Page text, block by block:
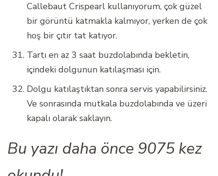
Callebaut Crispearl kullanıyorum, çok güzel
bir görüntü katmakla kalmıyor, yerken de çok
hoş bir çıtır tat katıyor.
Tartı en az 3 saat buzdolabında bekletin,
içindeki dolgunun katılaşması için.
Dolgu katılaştıktan sonra servis yapabilirsiniz.
Ve sonrasında mutkala buzdolabında ve üzeri
kapalı olarak saklayın.
Bu yazı daha önce 9075 kez